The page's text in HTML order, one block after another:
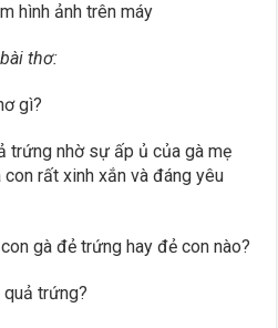
hình ảnh trên máy
thơ:
gì?
trứng nhờ sự ấp ủ của gà mẹ
rất xinh xắn và đáng yêu
gà đẻ trứng hay đẻ con nào?
quả trứng?